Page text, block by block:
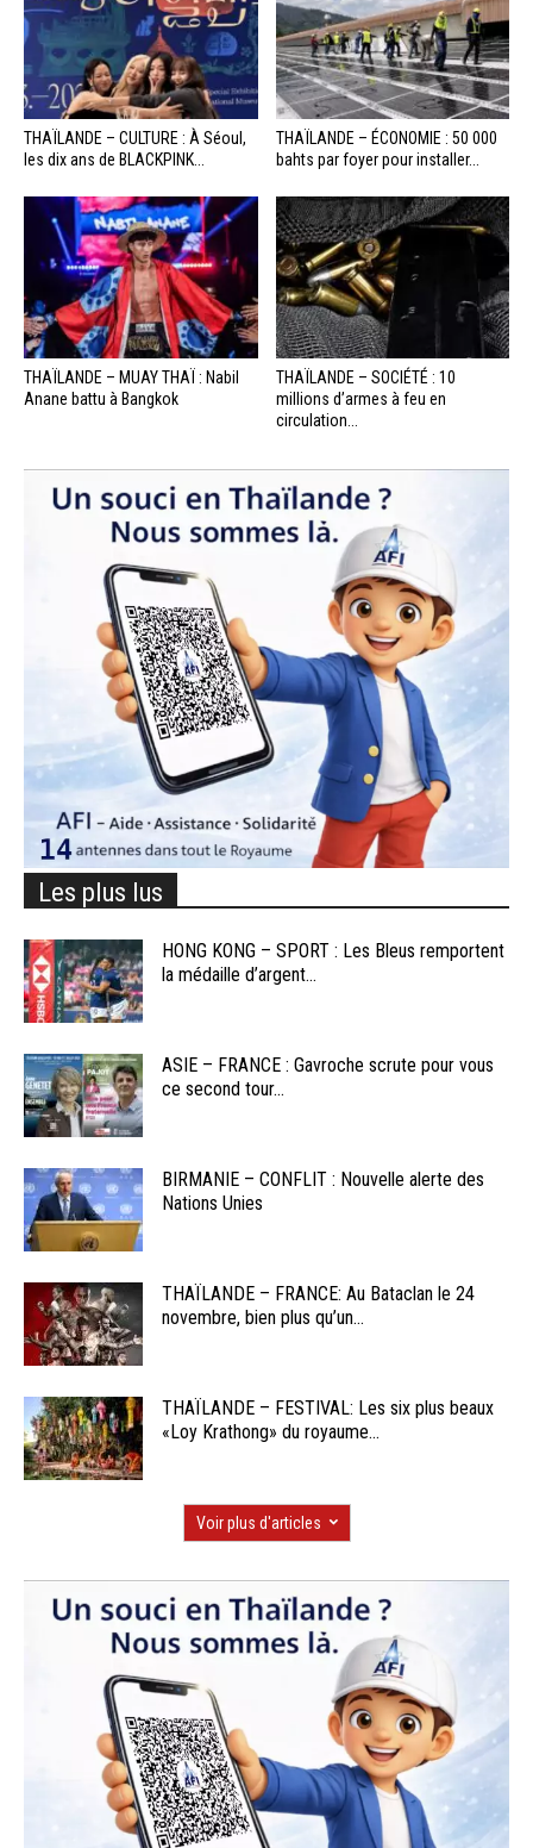
THAÏLANDE – CULTURE : À Séoul,
les dix ans de BLACKPINK...
THAÏLANDE – ÉCONOMIE : 50 000
bahts par foyer pour installer...
THAÏLANDE – MUAY THAÏ : Nabil
Anane battu à Bangkok
THAÏLANDE – SOCIÉTÉ : 10
millions d’armes à feu en
circulation...
Les plus lus
HONG KONG – SPORT : Les Bleus remportent
la médaille d’argent...
ASIE – FRANCE : Gavroche scrute pour vous
ce second tour...
BIRMANIE – CONFLIT : Nouvelle alerte des
Nations Unies
THAÏLANDE – FRANCE: Au Bataclan le 24
novembre, bien plus qu’un...
THAÏLANDE – FESTIVAL: Les six plus beaux
«Loy Krathong» du royaume...
Voir plus d'articles